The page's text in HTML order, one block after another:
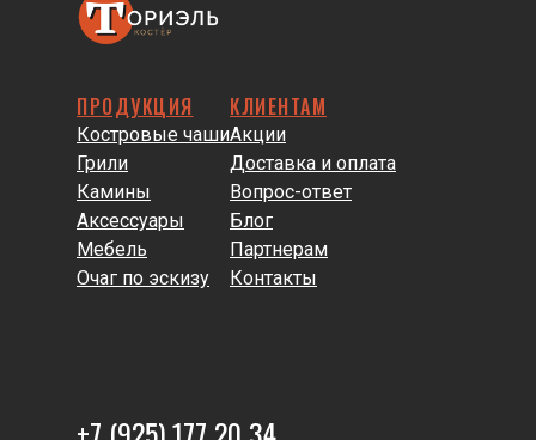
ПРОДУКЦИЯ
Костровые чаши
Грили
Камины
Аксессуары
Мебель
Очаг по эскизу
КЛИЕНТАМ
Акции
Доставка и оплата
Вопрос-ответ
Блог
Партнерам
Контакты